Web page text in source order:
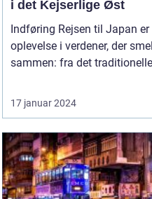
i det Kejserlige Øst
Indføring Rejsen til Japan er en
oplevelse i verdener, der
sammen: fra det
17 januar 2024